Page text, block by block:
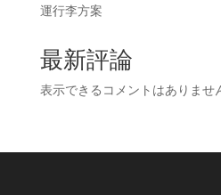
運行李方案
最新評論
表示できるコメントはありませ